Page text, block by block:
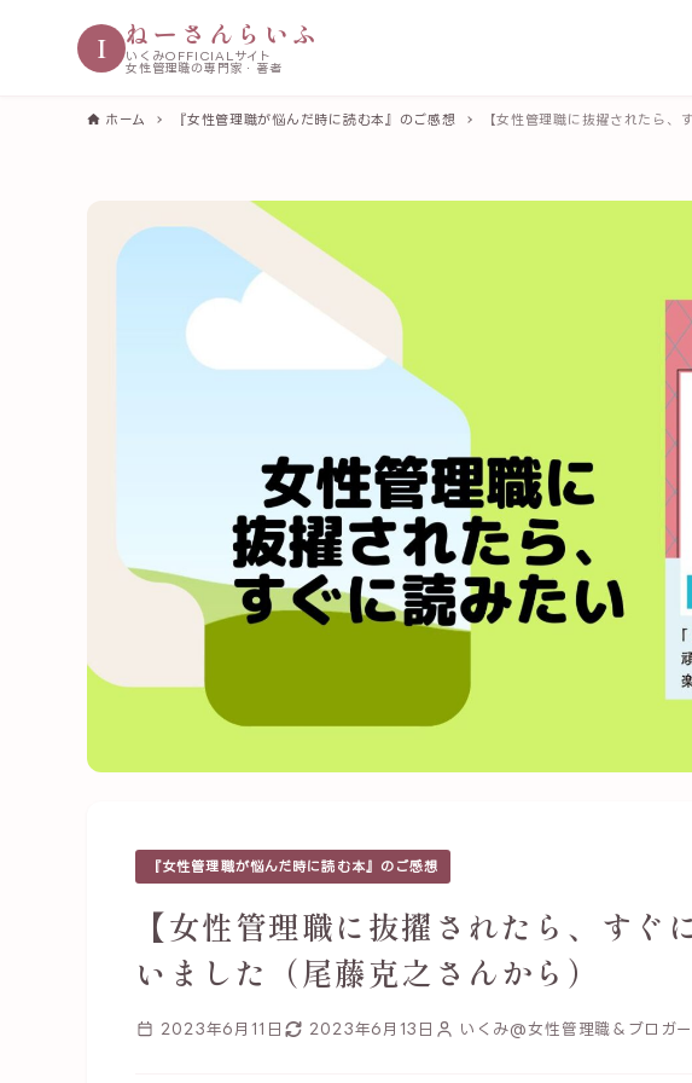
I ねーさんらいふ
いくみOFFICIALサイト
女性管理職の専門家・著者
ホーム 『女性管理職が悩んだ時に読む本』のご感想 【女性管理職に抜擢されたら、
『女性管理職が悩んだ時に読む本』のご感想
【女性管理職に抜擢されたら、すぐ
いました（尾藤克之さんから）
2023年6月11日 2023年6月13日 いくみ@女性管理職＆ブロガー